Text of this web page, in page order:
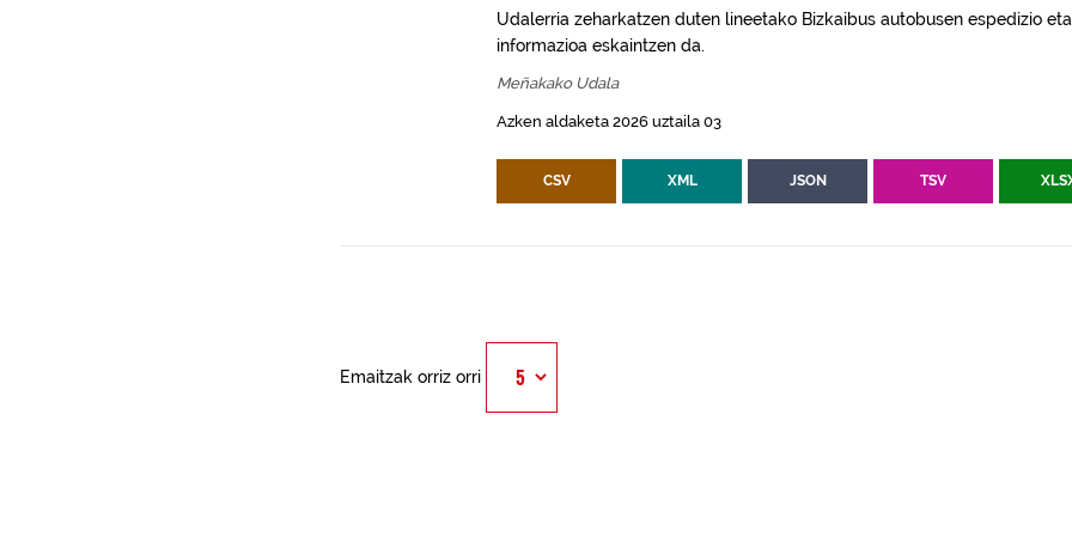
Udalerria zeharkatzen duten lineetako Bizkaibus autobusen espedizio
informazioa eskaintzen da.
Meñakako Udala
Azken aldaketa 2026 uztaila 03
CSV XML JSON TSV
Emaitzak orriz orri